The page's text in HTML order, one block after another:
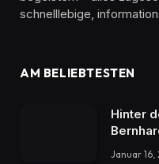
schnelllebige,
AM BELIEBTESTEN
Hinter
Januar 16,